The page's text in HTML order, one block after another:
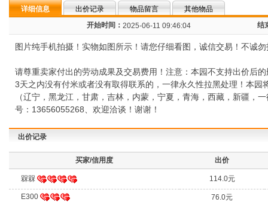
详细信息 出价记录 物品留言
其他物品
开始时间： 2025-06-11 09:46:04 结
图片纯手机拍摄！实物如图所示！请您仔细看图，诚信交易！不诚
请尊重卖家付出的劳动成果及交易费用！注意：本园不支持出价后
3天之内没有付米或者没有取得联系的，一律永久性拉黑处理！本
（辽宁，黑龙江，甘肃，吉林，内蒙，宁夏，青海，西藏，新疆
号：13656055268、欢迎洽谈！谢谢！
出价记录
买家/信用度 出价
槑槑 114.0元
E300
76.0元